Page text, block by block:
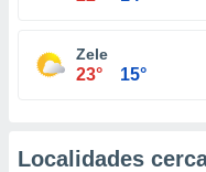
Zele
23° 15°
Localidades